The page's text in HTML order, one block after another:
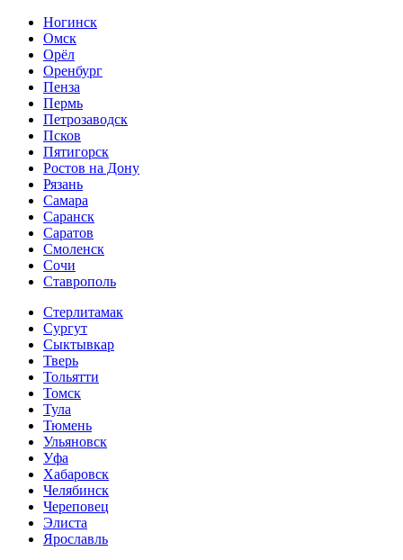
Ногинск
Омск
Орёл
Оренбург
Пенза
Пермь
Петрозаводск
Псков
Пятигорск
Ростов на Дону
Рязань
Самара
Саранск
Саратов
Смоленск
Сочи
Ставрополь
Стерлитамак
Сургут
Сыктывкар
Тверь
Тольятти
Томск
Тула
Тюмень
Ульяновск
Уфа
Хабаровск
Челябинск
Череповец
Элиста
Ярославль